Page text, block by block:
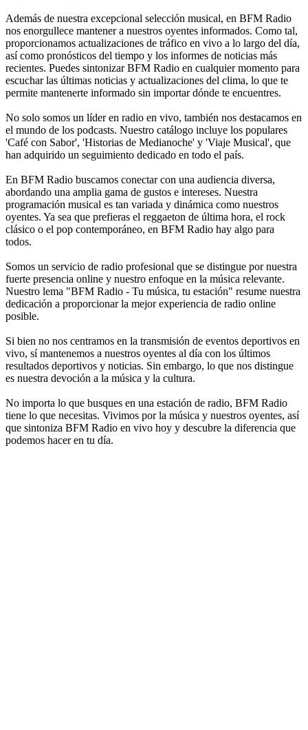
Además de nuestra excepcional selección musical, en BFM Radio
nos enorgullece mantener a nuestros oyentes informados. Como tal,
proporcionamos actualizaciones de tráfico en vivo a lo largo del día,
así como pronósticos del tiempo y los informes de noticias más
recientes. Puedes sintonizar BFM Radio en cualquier momento para
escuchar las últimas noticias y actualizaciones del clima, lo que te
permite mantenerte informado sin importar dónde te encuentres.
No solo somos un líder en radio en vivo, también nos destacamos en
el mundo de los podcasts. Nuestro catálogo incluye los populares
'Café con Sabor', 'Historias de Medianoche' y 'Viaje Musical', que
han adquirido un seguimiento dedicado en todo el país.
En BFM Radio buscamos conectar con una audiencia diversa,
abordando una amplia gama de gustos e intereses. Nuestra
programación musical es tan variada y dinámica como nuestros
oyentes. Ya sea que prefieras el reggaeton de última hora, el rock
clásico o el pop contemporáneo, en BFM Radio hay algo para
todos.
Somos un servicio de radio profesional que se distingue por nuestra
fuerte presencia online y nuestro enfoque en la música relevante.
Nuestro lema "BFM Radio - Tu música, tu estación" resume nuestra
dedicación a proporcionar la mejor experiencia de radio online
posible.
Si bien no nos centramos en la transmisión de eventos deportivos en
vivo, sí mantenemos a nuestros oyentes al día con los últimos
resultados deportivos y noticias. Sin embargo, lo que nos distingue
es nuestra devoción a la música y la cultura.
No importa lo que busques en una estación de radio, BFM Radio
tiene lo que necesitas. Vivimos por la música y nuestros oyentes, así
que sintoniza BFM Radio en vivo hoy y descubre la diferencia que
podemos hacer en tu día.